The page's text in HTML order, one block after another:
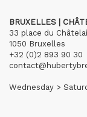
BRUXELLES |
33 place du
1050 Bruxelles
+32 (0)2 893 90 30
Wednesday >